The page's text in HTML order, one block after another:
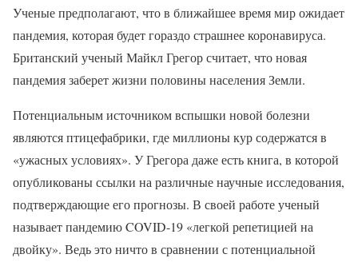
Ученые предполагают, что в ближайшее время мир ожидает
пандемия, которая будет гораздо страшнее коронавируса.
Британский ученый Майкл Грегор считает, что новая
пандемия заберет жизни половины населения Земли.
Потенциальным источником вспышки новой болезни
являются птицефабрики, где миллионы кур содержатся в
«ужасных условиях». У Грегора даже есть книга, в которой
опубликованы ссылки на различные научные исследования,
подтверждающие его прогнозы. В своей работе ученый
называет пандемию COVID-19 «легкой репетицией на
двойку». Ведь это ничто в сравнении с потенциальной